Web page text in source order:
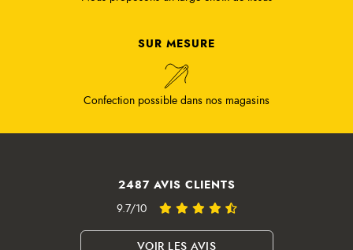
SUR MESURE
Confection possible dans nos magasins
2487 AVIS CLIENTS
9.7/10
VOIR LES AVIS